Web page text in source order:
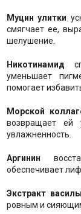
Муцин улитки
смягчает ее,
шелушение.
Никотинамид
уменьшает
помогает
Морской
возвращает ей
увлажненность.
Аргинин
обеспечивает
Экстракт
ровным и